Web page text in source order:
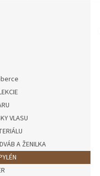
VLASU
A ŽENILKA